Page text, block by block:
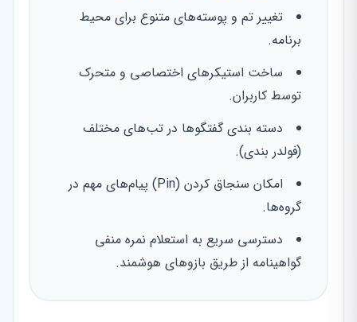
تغییر تم و پوسته‌های متنوع برای محیط
برنامه.
ساخت استیکرهای اختصاصی و متحرک
توسط کاربران.
دسته بندی گفتگوها در تب‌های مختلف
(فولدر بندی).
امکان سنجاق کردن (Pin) پیام‌های مهم در
گروه‌ها.
دسترسی سریع به استعلام نمره منفی
گواهینامه از طریق بازوهای هوشمند.